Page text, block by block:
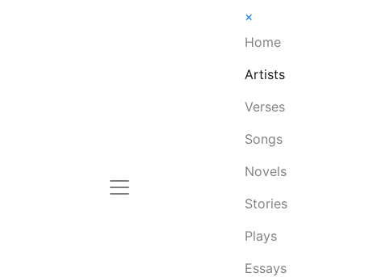
×
Home
Artists
Verses
Songs
Novels
Stories
Plays
Essays